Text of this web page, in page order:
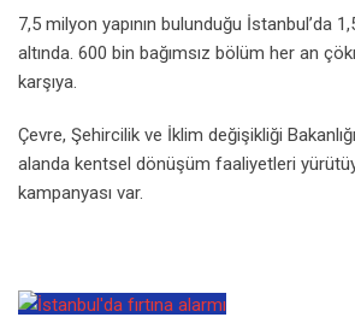
7,5 milyon yapının bulunduğu İstanbul’da
altında. 600 bin bağımsız bölüm her an
karşıya.
Çevre, Şehircilik ve İklim değişikliği
alanda kentsel dönüşüm faaliyetleri
kampanyası var.